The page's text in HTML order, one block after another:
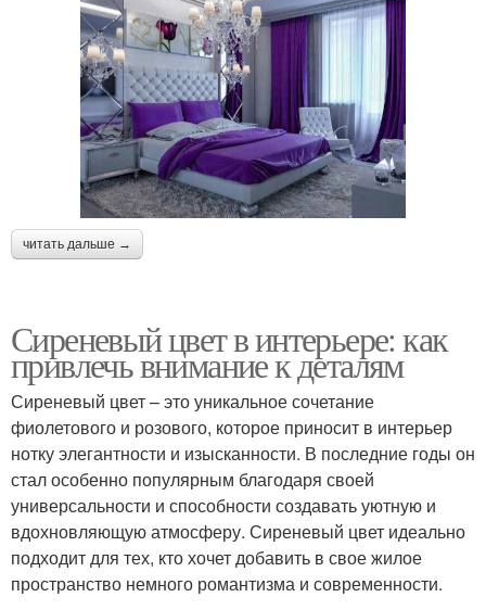
читать дальше →
Сиреневый цвет в интерьере: как
привлечь внимание к деталям
Сиреневый цвет – это уникальное сочетание
фиолетового и розового, которое приносит в интерьер
нотку элегантности и изысканности. В последние годы он
стал особенно популярным благодаря своей
универсальности и способности создавать уютную и
вдохновляющую атмосферу. Сиреневый цвет идеально
подходит для тех, кто хочет добавить в свое жилое
пространство немного романтизма и современности.